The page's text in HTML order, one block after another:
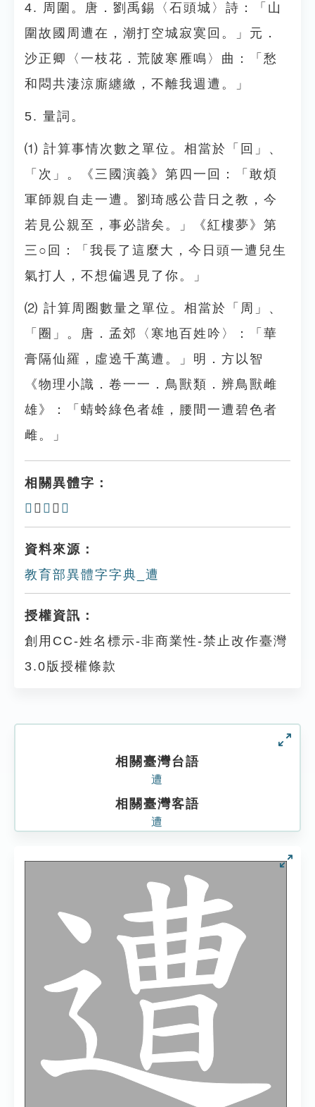
4. 周圍。唐．劉禹錫〈石頭城〉詩：「山
圍故國周遭在，潮打空城寂寞回。」元．
沙正卿〈一枝花．荒陂寒雁鳴〉曲：「愁
和悶共淒涼廝纏繳，不離我週遭。」
5. 量詞。
⑴ 計算事情次數之單位。相當於「回」、
「次」。《三國演義》第四一回：「敢煩
軍師親自走一遭。劉琦感公昔日之教，今
若見公親至，事必諧矣。」《紅樓夢》第
三○回：「我長了這麼大，今日頭一遭兒生
氣打人，不想偏遇見了你。」
⑵ 計算周圈數量之單位。相當於「周」、
「圈」。唐．孟郊〈寒地百姓吟〉：「華
膏隔仙羅，虛遶千萬遭。」明．方以智
《物理小識．卷一一．鳥獸類．辨鳥獸雌
雄》：「蜻蛉綠色者雄，腰間一遭碧色者
雌。」
相關異體字：
𨗐 、 𨙠 、 𨘜
資料來源：
教育部異體字字典_遭
授權資訊：
創用CC-姓名標示-非商業性-禁止改作臺灣
3.0版授權條款
相關臺灣台語
遭
相關臺灣客語
遭